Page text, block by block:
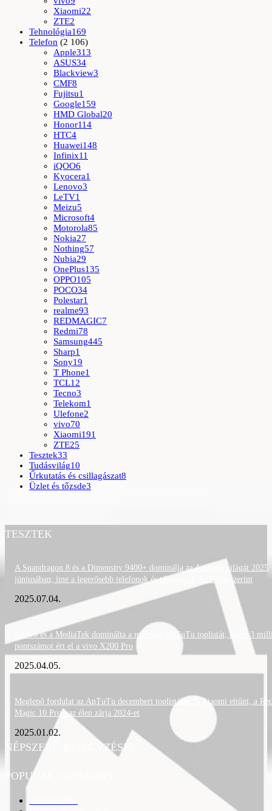
Xiaomi22
ZTE2
Tehnológia169
Telefon (2 106)
Apple313
ASUS34
Blackview3
CMF8
Fujitsu1
Google159
HMD Global20
Honor114
HTC4
Huawei148
Infinix11
iQOO6
Kyocera1
Lenovo3
LeTV1
Meizu5
Microsoft4
Motorola85
Nokia27
Nothing57
Nubia29
OnePlus135
OPPO105
POCO34
Polestar1
realme93
REDMAGIC7
Redmi78
Samsung445
Sharp1
Sony19
T Phone1
TCL12
Tecno3
Telekom1
Ulefone2
vivo70
Xiaomi191
ZTE25
Tesztek33
Tudásvilág10
Űrkutatás és csillagászat8
Üzlet és tőzsde3
TESZTEK
A Snapdragon 8 és a Dimensity 9400+ dominálja az Android világát 2025
júniusában; íme a legerősebb telefonok és táblagépek AnTuTu szerint
2025.07.04.
A vivo és a MediaTek dominálta a márciusi AnTuTu toplistát; közel 3
pontszámot ért el a vivo X200 Pro
2025.04.05.
Meglepő fordulat az AnTuTu decemberi toplistáján: a Xiaomi eltűnt, a
Magic 10 Pro+ az élen zárja 2024-et
2025.01.02.
NÉPSZERŰ BEJEGYZÉSEK
POPULAR CATEGORY